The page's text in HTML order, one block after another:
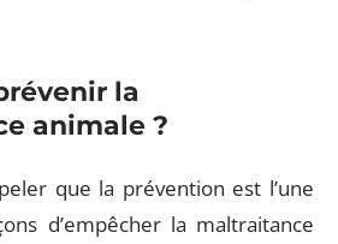
la
animale ?
que la prévention est l’une
d’empêcher la maltraitance